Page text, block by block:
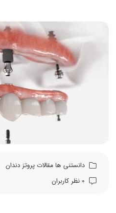
دانستنی ها مقالات پروتز دندان